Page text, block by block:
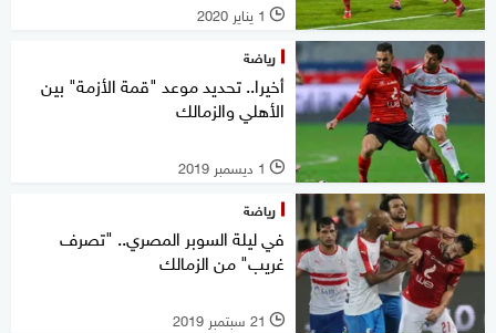
l 1 يناير 2020
رياضة
أخيرا.. تحديد موعد "قمة الأزمة" بين
الأهلي والزمالك
l 1 ديسمبر 2019
رياضة
في ليلة السوبر المصري.. "تصرف
غريب" من الزمالك
l 21 سبتمبر 2019